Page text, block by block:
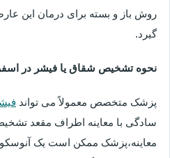
روش باز و بسته برای درمان این
گیرد.
نحوه تشخیص شقاق یا فیشر در
پزشک متخصص معمولاً می تواند
سادگی با معاینه اطراف مقعد
معاینه،پزشک ممکن است یک